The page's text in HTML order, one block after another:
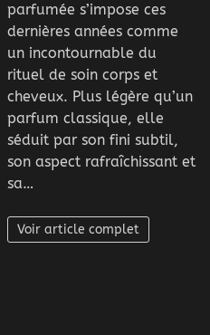
parfumée s’impose ces
dernières années comme
un incontournable du
rituel de soin corps et
cheveux. Plus légère qu’un
parfum classique, elle
séduit par son fini subtil,
son aspect rafraîchissant et
sa…
Voir article complet